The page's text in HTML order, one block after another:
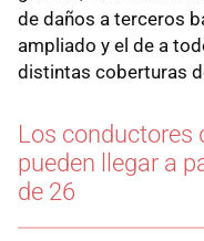
de daños a terceros
ampliado y el de a
distintas coberturas
Los conductores
pueden llegar a
de 26